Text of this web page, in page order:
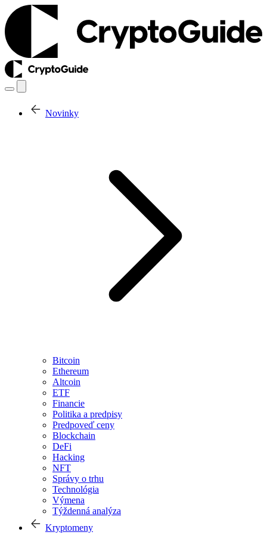
Novinky
Bitcoin
Ethereum
Altcoin
ETF
Financie
Politika a predpisy
Predpoveď ceny
Blockchain
DeFi
Hacking
NFT
Správy o trhu
Technológia
Výmena
Týždenná analýza
Kryptomeny